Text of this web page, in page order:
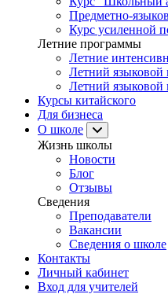
Предметно-
Курс усиленной
Летние программы
Летние
Летний языковой
Летний языковой
Курсы китайского
Для бизнеса
О школе
Жизнь школы
Новости
Блог
Отзывы
Сведения
Преподаватели
Вакансии
Сведения о школе
Контакты
Личный кабинет
Вход для учителей